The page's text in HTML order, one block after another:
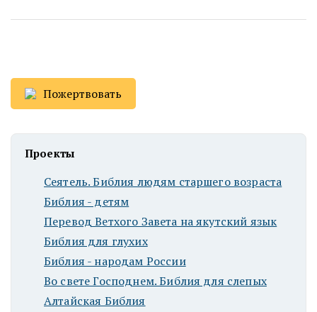
Пожертвовать
Проекты
Сеятель. Библия людям старшего возраста
Библия - детям
Перевод Ветхого Завета на якутский язык
Библия для глухих
Библия - народам России
Во свете Господнем. Библия для слепых
Алтайская Библия